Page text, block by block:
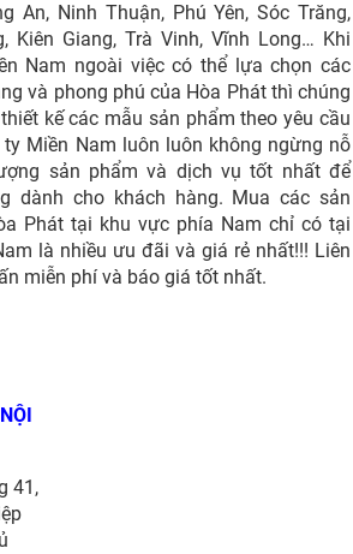
An, Ninh Thuận, Phú Yên, Sóc Trăng,
Kiên Giang, Trà Vinh, Vĩnh Long… Khi
Nam ngoài việc có thể lựa chọn các
và phong phú của Hòa Phát thì chúng
kế các mẫu sản phẩm theo yêu cầu
Miền Nam luôn luôn không ngừng nỗ
sản phẩm và dịch vụ tốt nhất để
dành cho khách hàng. Mua các sản
Phát tại khu vực phía Nam chỉ có tại
là nhiều ưu đãi và giá rẻ nhất!!! Liên
miễn phí và báo giá tốt nhất.
41,